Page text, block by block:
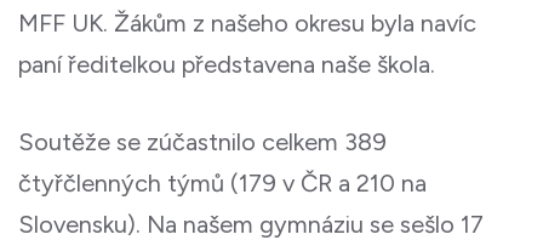
MFF UK. Žákům z našeho okresu byla navíc
paní ředitelkou představena naše škola.
Soutěže se zúčastnilo celkem 389
čtyřčlenných týmů (179 v ČR a 210 na
Slovensku). Na našem gymnáziu se sešlo 17